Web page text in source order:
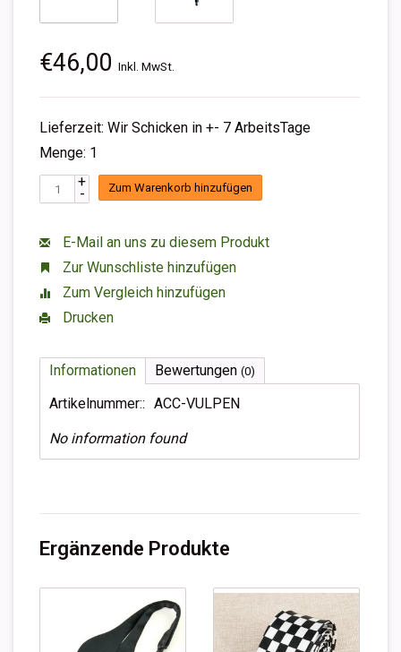
€46,00 Inkl. MwSt.
Lieferzeit: Wir Schicken in +- 7 ArbeitsTage
Menge: 1
+
- Zum Warenkorb hinzufügen
E-Mail an uns zu diesem Produkt
Zur Wunschliste hinzufügen
Zum Vergleich hinzufügen
Drucken
Informationen Bewertungen (0)
Artikelnummer:: ACC-VULPEN
No information found
Ergänzende Produkte